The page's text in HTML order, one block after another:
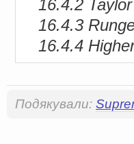
16.4.2 Taylor
16.4.3
16.4.4
Подякували: